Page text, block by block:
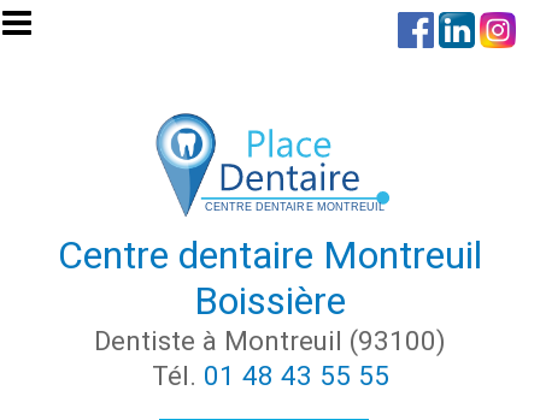
Aller au contenu principal
Centre dentaire Montreuil
Boissière
Dentiste à Montreuil (93100)
Tél. 01 48 43 55 55